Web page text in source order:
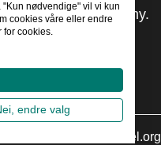
Academy.
Thuiswinkel.org
nødvendige" vil vi kun
cookies våre eller endre
for cookies.
endre valg